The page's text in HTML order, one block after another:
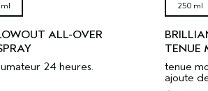
ALL-OVER
24 heures.
250 ml
TENUE
tenue
ajoute